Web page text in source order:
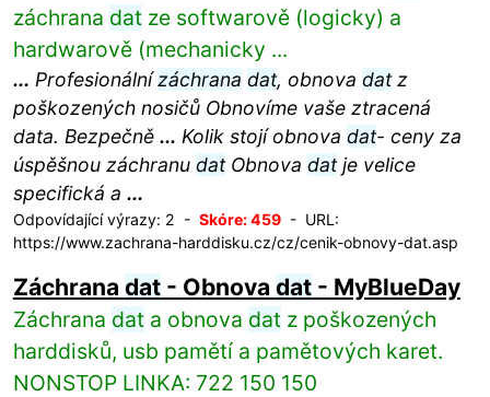
záchrana datze softwarově (logicky) a
hardwarově (mechanicky ...
... Profesionálnízáchrana dat, obnova datz
poškozených nosičů Obnovíme vaše ztracená
data. Bezpečně ... Kolik stojí obnova dat- ceny za
úspěšnou záchranu datObnova datje velice
specifická a ...
Odpovídající výrazy: 2 - Skóre: 459- URL:
https://www.zachrana-harddisku.cz/cz/cenik-obnovy-dat.asp
Záchrana dat- Obnova dat- MyBlueDay
Záchrana data obnova datz poškozených
harddisků, usb pamětí a pamětových karet.
NONSTOP LINKA: 722 150 150